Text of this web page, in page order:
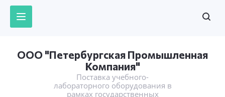
ООО "Петербургская Промышленная
Компания"
Поставка учебного-
лабораторного оборудования в
рамках государственных